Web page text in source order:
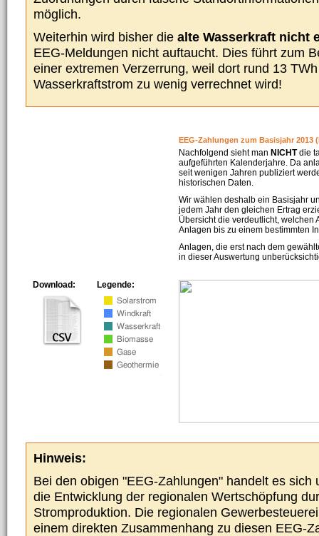
möglich.
Weiterhin wird bisher die alte Wasserkraft nicht
EEG-Meldungen nicht auftaucht. Dies führt zum
einer extremen Verzerrung, weil dort rund 13
Wasserkraftstrom zu wenig verrechnet wird!
EEG-Zahlungen zum Basisjahr 2013
Nachfolgend sieht man NICHTdie
aufgeführten Kalenderjahre. Da
seit wenigen Jahren publiziert
historischen Daten.
Wir wählen deshalb ein Basisjahr
jedem Jahr den gleichen Ertrag
Übersicht die verdeutlicht, welchen
Anlagen bis zu einem bestimmten
Anlagen, die erst nach dem
in dieser Auswertung
Legende:
Download:
Hinweis:
Bei den obigen "EEG-Zahlungen" handelt es sich
die Entwicklung der regionalen Wertschöpfung
Stromproduktion. Die regionalen
einem direkten Zusammenhang zu diesen EEG-